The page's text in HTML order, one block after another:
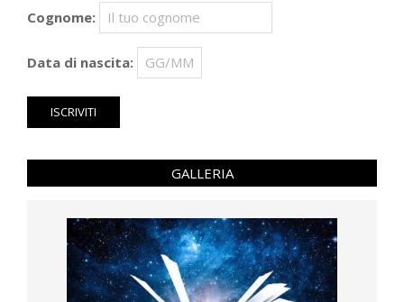
Cognome:
Data di nascita:
GALLERIA